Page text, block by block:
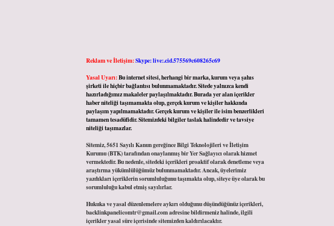
Reklam ve İletişim:Skype: live:.cid.575569c608265c69
Yasal Uyarı:Bu internet sitesi, herhangi bir marka, kurum veya şahıs
şirketi ile hiçbir bağlantısı bulunmamaktadır. Sitede yalnızca kendi
hazırladığımız makaleler paylaşılmaktadır. Burada yer alan içerikler
haber niteliği taşımamakta olup, gerçek kurum ve kişiler hakkında
paylaşım yapılmamaktadır. Gerçek kurum ve kişiler ile isim benzerlikleri
tamamen tesadüfidir. Sitemizdeki bilgiler taslak halindedir ve tavsiye
niteliği taşımazlar.
Sitemiz, 5651 Sayılı Kanun gereğince Bilgi Teknolojileri ve İletişim
Kurumu (BTK) tarafından onaylanmış bir Yer Sağlayıcı olarak hizmet
vermektedir. Bu nedenle, sitedeki içerikleri proaktif olarak denetleme veya
araştırma yükümlülüğümüz bulunmamaktadır. Ancak, üyelerimiz
yazdıkları içeriklerin sorumluluğunu taşımakta olup, siteye üye olarak bu
sorumluluğu kabul etmiş sayılırlar.
Hukuka ve yasal düzenlemelere aykırı olduğunu düşündüğünüz içerikleri,
backlinkpanelicomtr@gmail.comadresine bildirmeniz halinde, ilgili
içerikler yasal süre içerisinde sitemizden kaldırılacaktır.